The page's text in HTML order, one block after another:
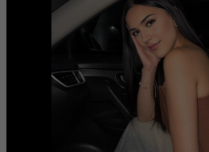
...Próximamente....
modelos aún no tienen
disponibles en la web
completando su ses ...